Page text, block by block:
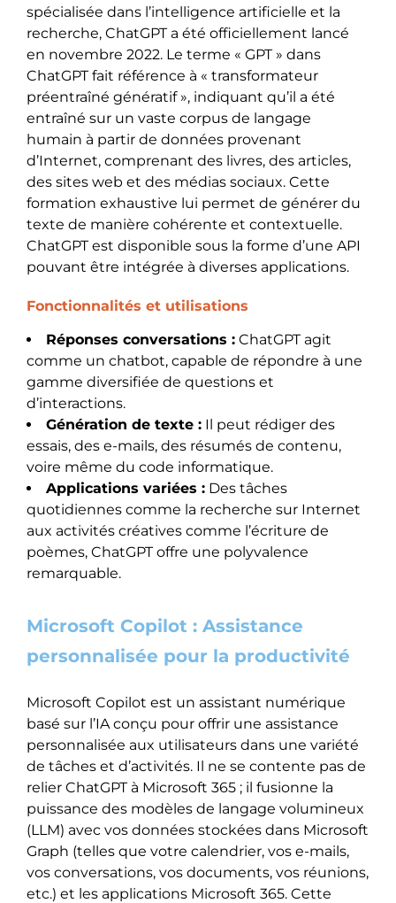
spécialisée dans l’intelligence artificielle et la
recherche, ChatGPT a été officiellement lancé
en novembre 2022. Le terme « GPT » dans
ChatGPT fait référence à « transformateur
préentraîné génératif », indiquant qu’il a été
entraîné sur un vaste corpus de langage
humain à partir de données provenant
d’Internet, comprenant des livres, des articles,
des sites web et des médias sociaux. Cette
formation exhaustive lui permet de générer du
texte de manière cohérente et contextuelle.
ChatGPT est disponible sous la forme d’une API
pouvant être intégrée à diverses applications.
Fonctionnalités et utilisations
Réponses conversations : ChatGPT agit
comme un chatbot, capable de répondre à une
gamme diversifiée de questions et
d’interactions.
Génération de texte : Il peut rédiger des
essais, des e-mails, des résumés de contenu,
voire même du code informatique.
Applications variées : Des tâches
quotidiennes comme la recherche sur Internet
aux activités créatives comme l’écriture de
poèmes, ChatGPT offre une polyvalence
remarquable.
Microsoft Copilot : Assistance
personnalisée pour la productivité
Microsoft Copilot est un assistant numérique
basé sur l’IA conçu pour offrir une assistance
personnalisée aux utilisateurs dans une variété
de tâches et d’activités. Il ne se contente pas de
relier ChatGPT à Microsoft 365 ; il fusionne la
puissance des modèles de langage volumineux
(LLM) avec vos données stockées dans Microsoft
Graph (telles que votre calendrier, vos e-mails,
vos conversations, vos documents, vos réunions,
etc.) et les applications Microsoft 365. Cette